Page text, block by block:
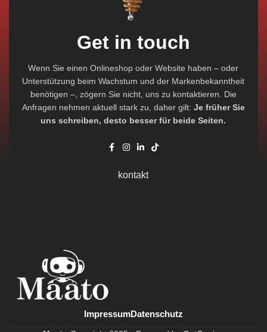
Get in touch
Wenn Sie einen Onlineshop oder Website haben – oder
Unterstützung beim Wachstum und der Markenbekanntheit
benötigen –, zögern Sie nicht, uns zu kontaktieren. Die
Anfragen nehmen aktuell stark zu, daher gilt: Je früher Sie
uns schreiben, desto besser für beide Seiten.
kontakt
ImpressumDatenschutz